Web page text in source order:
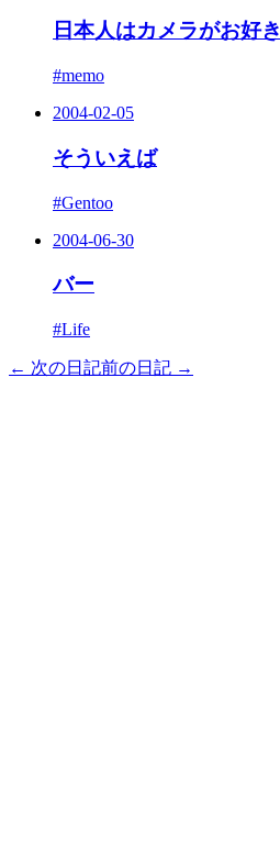
日本人はカメラがお好き
#memo
2004-02-05
そういえば
#Gentoo
2004-06-30
バー
#Life
← 次の日記前の日記 →